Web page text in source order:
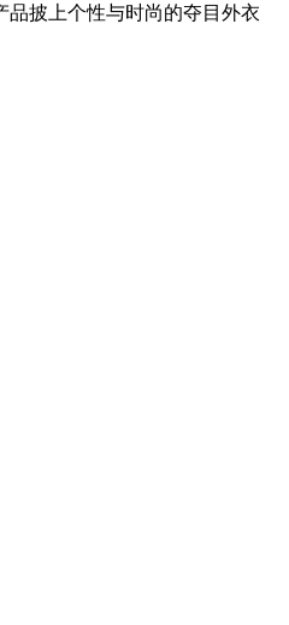
品披上个性与时尚的夺目外衣